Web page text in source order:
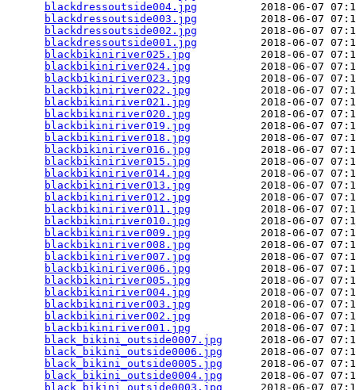
blackdressoutside004.jpg
2018-06-07
blackdressoutside003.jpg
2018-06-07
blackdressoutside002.jpg
2018-06-07
blackdressoutside001.jpg
2018-06-07
blackbikiniriver025.jpg
2018-06-07
blackbikiniriver024.jpg
2018-06-07
blackbikiniriver023.jpg
2018-06-07
blackbikiniriver022.jpg
2018-06-07
blackbikiniriver021.jpg
2018-06-07
blackbikiniriver020.jpg
2018-06-07
blackbikiniriver019.jpg
2018-06-07
blackbikiniriver018.jpg
2018-06-07
blackbikiniriver016.jpg
2018-06-07
blackbikiniriver015.jpg
2018-06-07
blackbikiniriver014.jpg
2018-06-07
blackbikiniriver013.jpg
2018-06-07
blackbikiniriver012.jpg
2018-06-07
blackbikiniriver011.jpg
2018-06-07
blackbikiniriver010.jpg
2018-06-07
blackbikiniriver009.jpg
2018-06-07
blackbikiniriver008.jpg
2018-06-07
blackbikiniriver007.jpg
2018-06-07
blackbikiniriver006.jpg
2018-06-07
blackbikiniriver005.jpg
2018-06-07
blackbikiniriver004.jpg
2018-06-07
blackbikiniriver003.jpg
2018-06-07
blackbikiniriver002.jpg
2018-06-07
blackbikiniriver001.jpg
2018-06-07
black_bikini_outside0007.jpg
2018-06-07
black_bikini_outside0006.jpg
2018-06-07
black_bikini_outside0005.jpg
2018-06-07
black_bikini_outside0004.jpg
2018-06-07
black_bikini_outside0003.jpg
2018-06-07